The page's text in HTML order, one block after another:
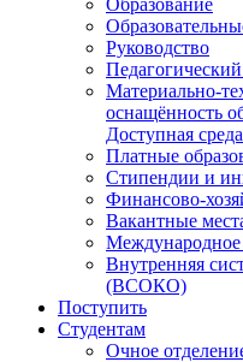
Образование
Руководство
Педагогический
Материально-
оснащённость
Доступная среда
Платные
Стипендии и
Финансово-
Вакантные
Международное
Внутренняя
(ВСОКО)
Поступить
Студентам
Очное